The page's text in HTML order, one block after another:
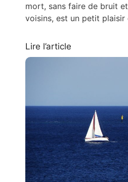
mort, sans faire de bruit
voisins, est un petit plaisir
Lire l’article